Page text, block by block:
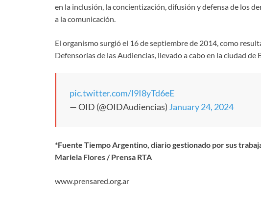
en la inclusión, la concientización, difusión y defensa de los
a la comunicación.
El organismo surgió el 16 de septiembre de 2014, como
Defensorías de las Audiencias, llevado a cabo en la ciudad de
pic.twitter.com/l9I8yTd6eE
— OID (@OIDAudiencias) January 24, 2024
*Fuente Tiempo Argentino, diario gestionado por sus
Mariela Flores / Prensa RTA
www.prensared.org.ar